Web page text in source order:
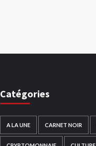
Catégories
A LA UNE CARNET NOIR